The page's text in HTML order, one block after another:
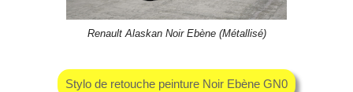
Renault Alaskan Noir Ebène (Métallisé)
Stylo de retouche peinture Noir Ebène GN0